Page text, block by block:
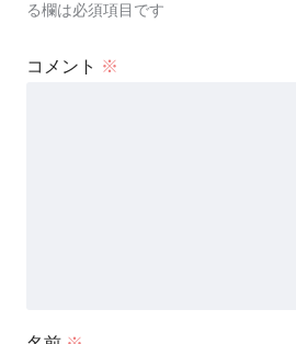
る欄は必須項目です
コメント ※